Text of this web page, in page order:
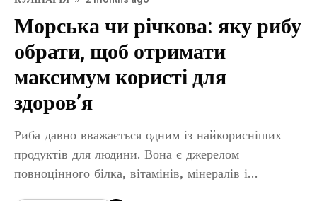
Морська чи річкова: яку рибу
обрати, щоб отримати
максимум користі для
здоров’я
Риба давно вважається одним із найкорисніших
продуктів для людини. Вона є джерелом
повноцінного білка, вітамінів, мінералів і